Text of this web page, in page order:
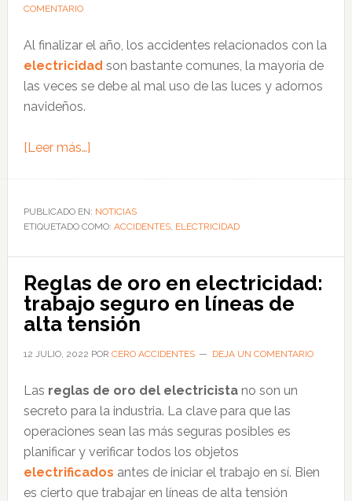
COMENTARIO
Al finalizar el año, los accidentes relacionados con la
electricidad son bastante comunes, la mayoría de
las veces se debe al mal uso de las luces y adornos
navideños.
[Leer más…]acerca
con
electricidad
fin
de
año
PUBLICADO EN: NOTICIAS
ETIQUETADO COMO: ACCIDENTES, ELECTRICIDAD
Reglas de oro en electricidad:
trabajo seguro en líneas de
alta tensión
12 JULIO, 2022 POR CERO ACCIDENTES DEJA UN COMENTARIO
Las reglas de oro del electricistano son un
secreto para la industria. La clave para que las
operaciones sean las más seguras posibles es
planificar y verificar todos los objetos
electrificados antes de iniciar el trabajo en sí. Bien
es cierto que trabajar en líneas de alta tensión